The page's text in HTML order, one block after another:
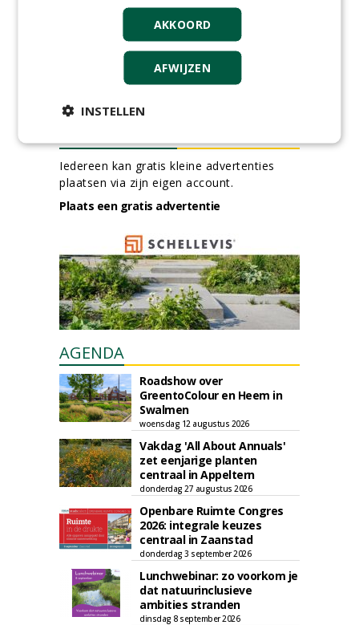
Iedereen kan gratis kleine advertenties
plaatsen via zijn eigen account.
Plaats een gratis advertentie
AGENDA
Roadshow over
GreentoColour en Heem in
Swalmen
woensdag 12 augustus 2026
Vakdag 'All About Annuals'
zet eenjarige planten
centraal in Appeltern
donderdag 27 augustus 2026
Openbare Ruimte Congres
2026: integrale keuzes
centraal in Zaanstad
donderdag 3 september 2026
Lunchwebinar: zo voorkom je
dat natuurinclusieve
ambities stranden
dinsdag 8 september 2026
AKKOORD
AFWIJZEN
INSTELLEN